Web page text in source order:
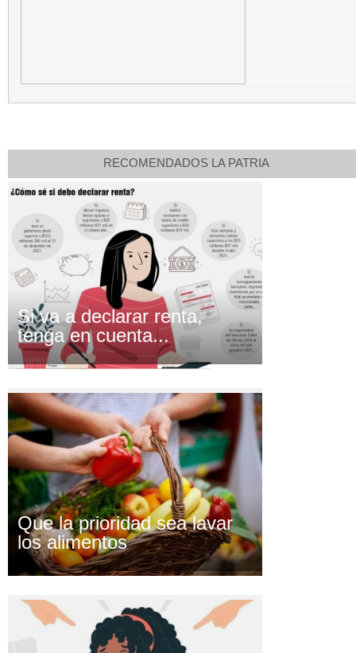
RECOMENDADOS LA PATRIA
Si va a declarar renta,
tenga en cuenta...
Que la prioridad sea lavar
los alimentos